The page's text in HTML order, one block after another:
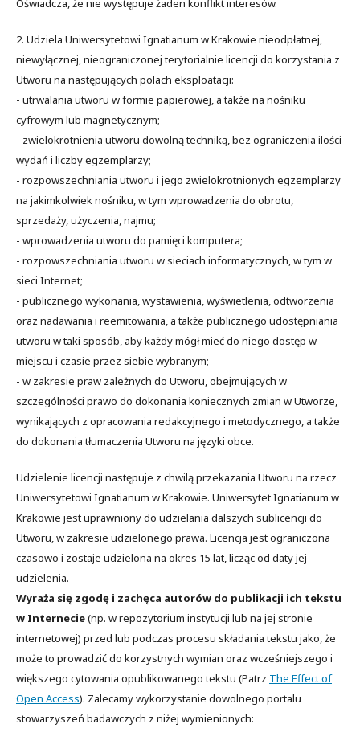
Oświadcza, że nie występuje żaden konflikt interesów.
2. Udziela Uniwersytetowi Ignatianum w Krakowie nieodpłatnej,
niewyłącznej, nieograniczonej terytorialnie licencji do korzystania z
Utworu na następujących polach eksploatacji:
- utrwalania utworu w formie papierowej, a także na nośniku
cyfrowym lub magnetycznym;
- zwielokrotnienia utworu dowolną techniką, bez ograniczenia ilości
wydań i liczby egzemplarzy;
- rozpowszechniania utworu i jego zwielokrotnionych egzemplarzy
na jakimkolwiek nośniku, w tym wprowadzenia do obrotu,
sprzedaży, użyczenia, najmu;
- wprowadzenia utworu do pamięci komputera;
- rozpowszechniania utworu w sieciach informatycznych, w tym w
sieci Internet;
- publicznego wykonania, wystawienia, wyświetlenia, odtworzenia
oraz nadawania i reemitowania, a także publicznego udostępniania
utworu w taki sposób, aby każdy mógł mieć do niego dostęp w
miejscu i czasie przez siebie wybranym;
- w zakresie praw zależnych do Utworu, obejmujących w
szczególności prawo do dokonania koniecznych zmian w Utworze,
wynikających z opracowania redakcyjnego i metodycznego, a także
do dokonania tłumaczenia Utworu na języki obce.
Udzielenie licencji następuje z chwilą przekazania Utworu na rzecz
Uniwersytetowi Ignatianum w Krakowie. Uniwersytet Ignatianum w
Krakowie jest uprawniony do udzielania dalszych sublicencji do
Utworu, w zakresie udzielonego prawa. Licencja jest ograniczona
czasowo i zostaje udzielona na okres 15 lat, licząc od daty jej
udzielenia.
Wyraża się zgodę i zachęca autorów do publikacji ich tekstu
w Internecie(np. w repozytorium instytucji lub na jej stronie
internetowej) przed lub podczas procesu składania tekstu jako, że
może to prowadzić do korzystnych wymian oraz wcześniejszego i
większego cytowania opublikowanego tekstu (Patrz The Effect of
Open Access). Zalecamy wykorzystanie dowolnego portalu
stowarzyszeń badawczych z niżej wymienionych: